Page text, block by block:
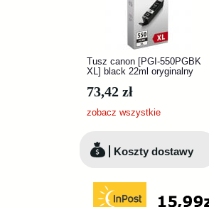
Tusz canon [PGI-550PGBK
XL] black 22ml oryginalny
73,42 zł
zobacz wszystkie
Koszty dostawy